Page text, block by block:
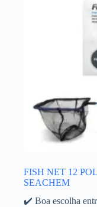
FISH NET 12
SEACHEM
✔️ Boa escolha